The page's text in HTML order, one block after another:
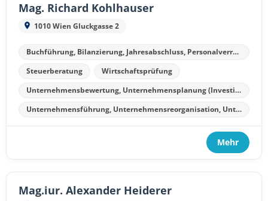
Mag. Richard Kohlhauser
1010 Wien Gluckgasse 2
Buchführung, Bilanzierung, Jahresabschluss, Personalverrechnung
Steuerberatung
Wirtschaftsprüfung
Unternehmensbewertung, Unternehmensplanung (Investitionsplanung, Finanzplanung, Kostenplanung, Liquiditätsplanung)
Unternehmensführung, Unternehmensreorganisation, Unternehmenssanierung, Unternehmensliquidation
Mehr
Mag.iur. Alexander Heiderer